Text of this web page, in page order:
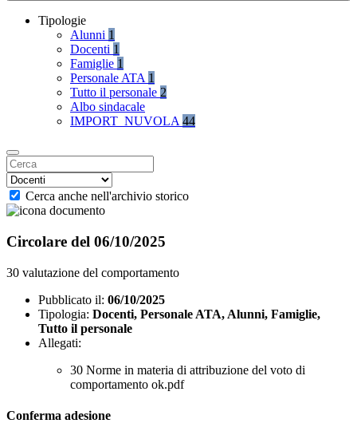
Tipologie
Alunni 1
Docenti 1
Famiglie 1
Personale ATA 1
Tutto il personale 2
Albo sindacale
IMPORT_NUVOLA 44
Cerca anche nell'archivio storico
Circolare del 06/10/2025
30 valutazione del comportamento
Pubblicato il: 06/10/2025
Tipologia: Docenti, Personale ATA, Alunni, Famiglie,
Tutto il personale
Allegati:
30 Norme in materia di attribuzione del voto di
comportamento ok.pdf
Conferma adesione